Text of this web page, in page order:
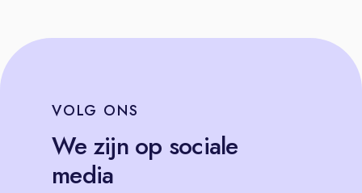
VOLG ONS
We zijn op sociale
media